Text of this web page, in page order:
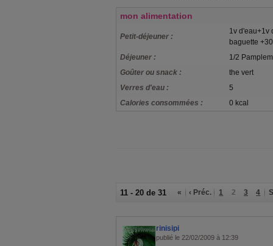
mon alimentation
Petit-déjeuner :
1v d'eau+1v
baguette
Déjeuner :
1/2
Goûter ou snack :
the vert
Verres d'eau :
5
Calories consommées :
0 kcal
11 - 20 de 31 « ‹ Préc. 1 2 3 4
rinisipi
publié le 22/02/2009 à 12:39